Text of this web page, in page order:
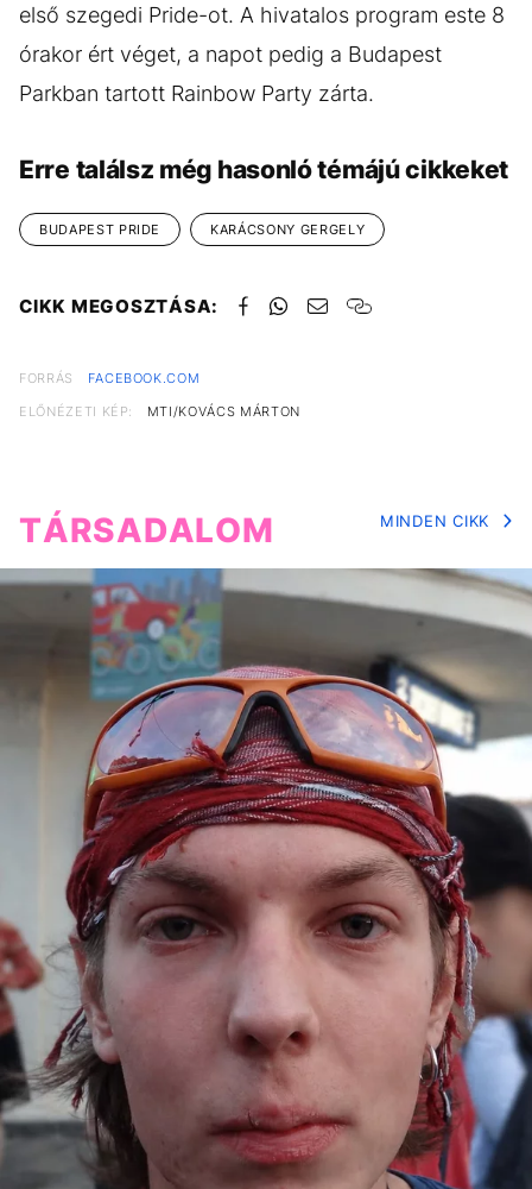
első szegedi Pride-ot. A hivatalos program este 8
órakor ért véget, a napot pedig a Budapest
Parkban tartott Rainbow Party zárta.
Erre találsz még hasonló témájú cikkeket
BUDAPEST PRIDE KARÁCSONY GERGELY
CIKK MEGOSZTÁSA:
FORRÁS
FACEBOOK.COM
ELŐNÉZETI KÉP:
MTI/KOVÁCS MÁRTON
TÁRSADALOM MINDEN CIKK